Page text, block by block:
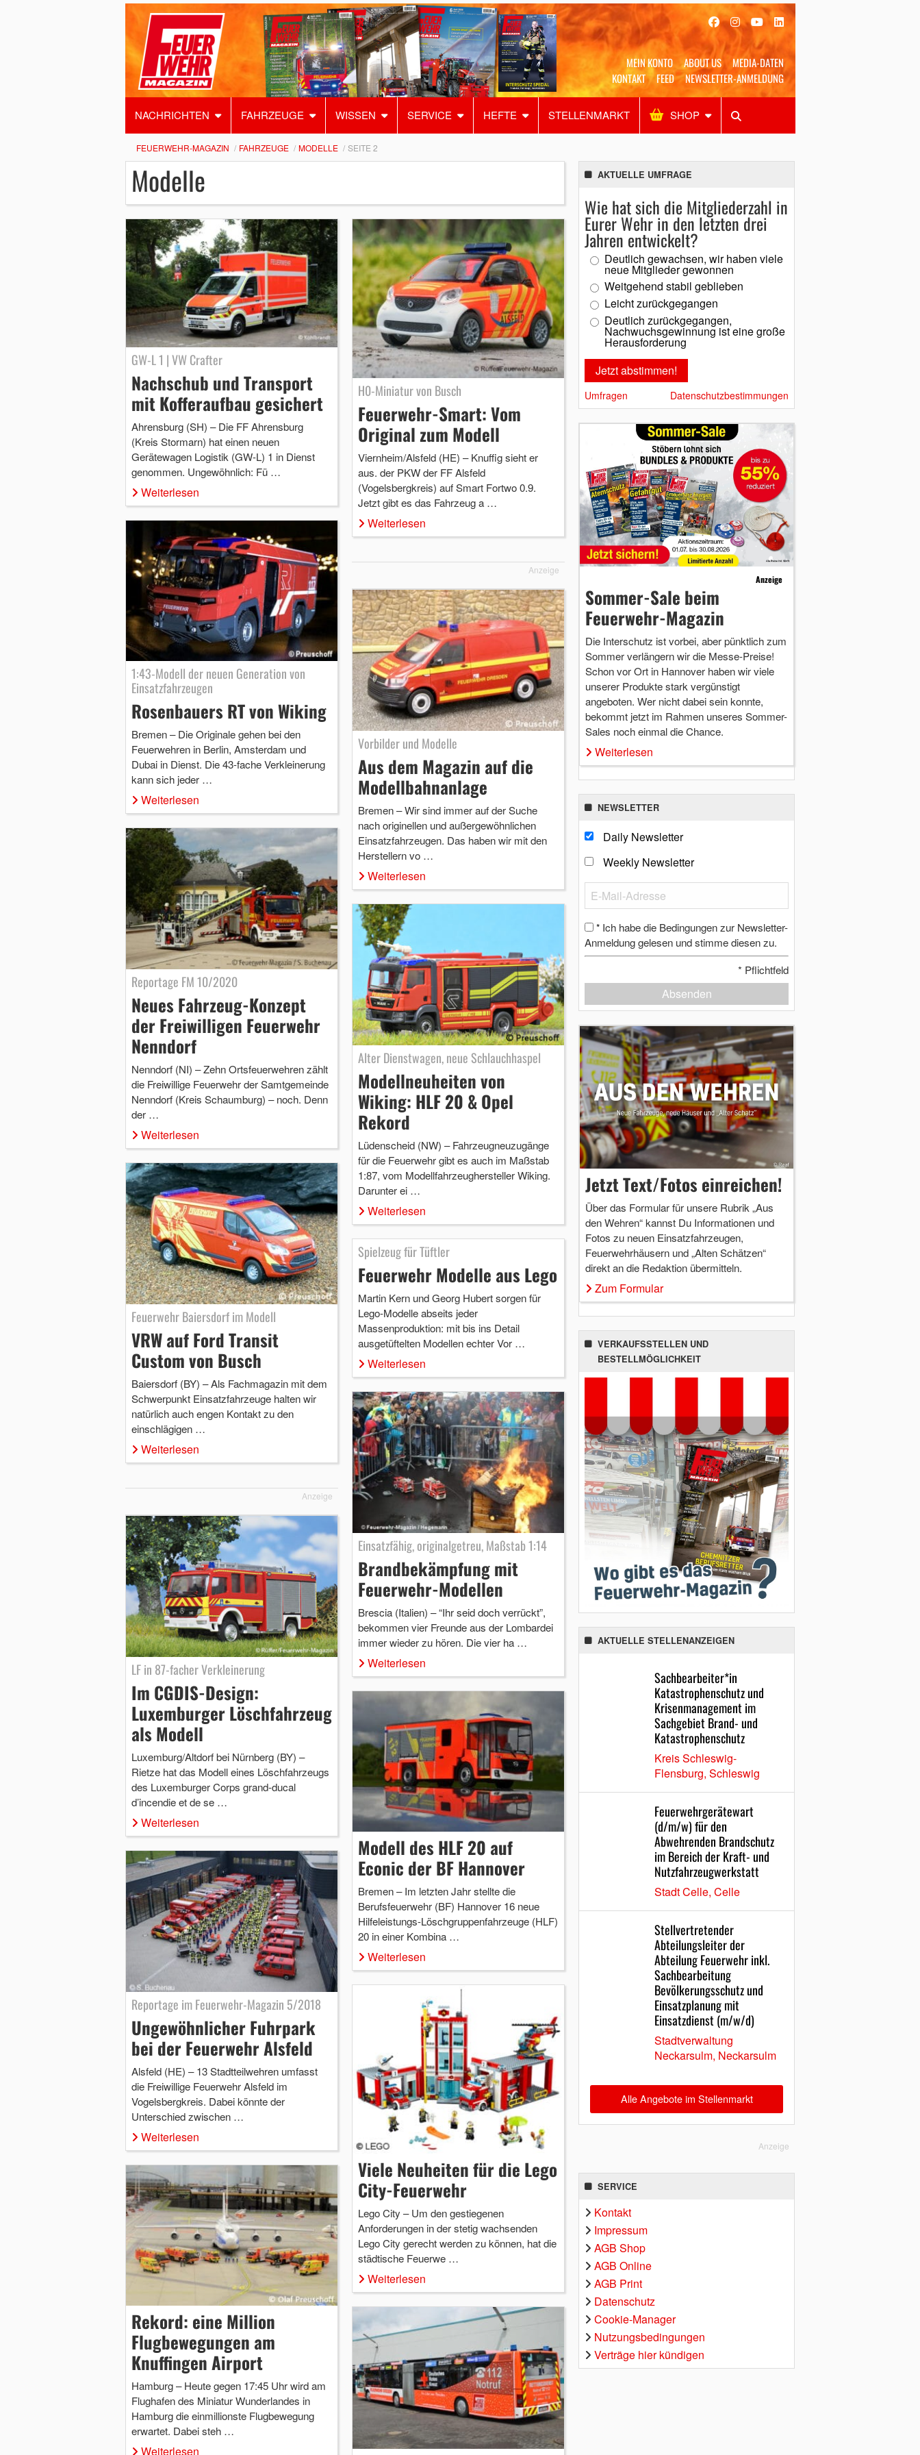
MEIN KONTO ABOUT US
MEDIA-DATEN
KONTAKT
FEED NEWSLETTER-ANMELDUNG
NACHRICHTEN FAHRZEUGE WISSEN SERVICE HEFTE STELLENMARKT SHOP
Alles Shop SUCHEN
FEUERWEHR-MAGAZIN FAHRZEUGE MODELLE SEITE 2
Modelle
GW-L 1 | VW Crafter
Nachschub und Transport
mit Kofferaufbau gesichert
Ahrensburg (SH) – Die FF Ahrensburg
(Kreis Stormarn) hat einen neuen
Gerätewagen Logistik (GW-L) 1 in Dienst
genommen. Ungewöhnlich: Fü …
Weiterlesen
H0-Miniatur von Busch
Feuerwehr-Smart: Vom
Original zum Modell
Viernheim/Alsfeld (HE) – Knuffig sieht er
aus. der PKW der FF Alsfeld
(Vogelsbergkreis) auf Smart Fortwo 0.9.
Jetzt gibt es das Fahrzeug a …
Weiterlesen
1:43-Modell der neuen Generation von
Einsatzfahrzeugen
Rosenbauers RT von Wiking
Bremen – Die Originale gehen bei den
Feuerwehren in Berlin, Amsterdam und
Dubai in Dienst. Die 43-fache Verkleinerung
kann sich jeder …
Weiterlesen
Anzeige
Reportage FM 10/2020
Neues Fahrzeug-Konzept
der Freiwilligen Feuerwehr
Nenndorf
Nenndorf (NI) – Zehn Ortsfeuerwehren zählt
die Freiwillige Feuerwehr der Samtgemeinde
Nenndorf (Kreis Schaumburg) – noch. Denn
der …
Weiterlesen
Vorbilder und Modelle
Aus dem Magazin auf die
Modellbahnanlage
Bremen – Wir sind immer auf der Suche
nach originellen und außergewöhnlichen
Einsatzfahrzeugen. Das haben wir mit den
Herstellern vo …
Weiterlesen
Feuerwehr Baiersdorf im Modell
VRW auf Ford Transit
Custom von Busch
Baiersdorf (BY) – Als Fachmagazin mit dem
Schwerpunkt Einsatzfahrzeuge halten wir
natürlich auch engen Kontakt zu den
einschlägigen …
Weiterlesen
Alter Dienstwagen, neue Schlauchhaspel
Modellneuheiten von
Wiking: HLF 20 & Opel
Rekord
Lüdenscheid (NW) – Fahrzeugneuzugänge
für die Feuerwehr gibt es auch im Maßstab
1:87, vom Modellfahrzeughersteller Wiking.
Darunter ei …
Weiterlesen
Anzeige
Spielzeug für Tüftler
Feuerwehr Modelle aus Lego
Martin Kern und Georg Hubert sorgen für
Lego-Modelle abseits jeder
Massenproduktion: mit bis ins Detail
ausgetüftelten Modellen echter Vor …
Weiterlesen
LF in 87-facher Verkleinerung
Im CGDIS-Design:
Luxemburger Löschfahrzeug
als Modell
Luxemburg/Altdorf bei Nürnberg (BY) –
Rietze hat das Modell eines Löschfahrzeugs
des Luxemburger Corps grand-ducal
d’incendie et de se …
Weiterlesen
Einsatzfähig, originalgetreu, Maßstab 1:14
Brandbekämpfung mit
Feuerwehr-Modellen
Brescia (Italien) – “Ihr seid doch verrückt”,
bekommen vier Freunde aus der Lombardei
immer wieder zu hören. Die vier ha …
Weiterlesen
Reportage im Feuerwehr-Magazin 5/2018
Ungewöhnlicher Fuhrpark
bei der Feuerwehr Alsfeld
Alsfeld (HE) – 13 Stadtteilwehren umfasst
die Freiwillige Feuerwehr Alsfeld im
Vogelsbergkreis. Dabei könnte der
Unterschied zwischen …
Weiterlesen
Modell des HLF 20 auf
Econic der BF Hannover
Bremen – Im letzten Jahr stellte die
Berufsfeuerwehr (BF) Hannover 16 neue
Hilfeleistungs-Löschgruppenfahrzeuge (HLF)
20 in einer Kombina …
Weiterlesen
Rekord: eine Million
Flugbewegungen am
Knuffingen Airport
Hamburg – Heute gegen 17:45 Uhr wird am
Flughafen des Miniatur Wunderlandes in
Hamburg die einmillionste Flugbewegung
erwartet. Dabei steh …
Weiterlesen
Viele Neuheiten für die Lego
City-Feuerwehr
Lego City – Um den gestiegenen
Anforderungen in der stetig wachsenden
Lego City gerecht werden zu können, hat die
städtische Feuerwe …
Weiterlesen
AKTUELLE UMFRAGE
Wie hat sich die Mitgliederzahl in
Eurer Wehr in den letzten drei
Jahren entwickelt?
Deutlich gewachsen, wir haben viele
neue Mitglieder gewonnen
Weitgehend stabil geblieben
Leicht zurückgegangen
Deutlich zurückgegangen,
Nachwuchsgewinnung ist eine große
Herausforderung
Umfragen Datenschutzbestimmungen
Anzeige
Sommer-Sale beim
Feuerwehr-Magazin
Die Interschutz ist vorbei, aber pünktlich zum
Sommer verlängern wir die Messe-Preise!
Schon vor Ort in Hannover haben wir viele
unserer Produkte stark vergünstigt
angeboten. Wer nicht dabei sein konnte,
bekommt jetzt im Rahmen unseres Sommer-
Sales noch einmal die Chance.
Weiterlesen
NEWSLETTER
Daily Newsletter
Weekly Newsletter
* Ich habe die Bedingungen zur Newsletter-
Anmeldung gelesen und stimme diesen zu.
* Pflichtfeld
Absenden
Jetzt Text/Fotos einreichen!
Über das Formular für unsere Rubrik „Aus
den Wehren“ kannst Du Informationen und
Fotos zu neuen Einsatzfahrzeugen,
Feuerwehrhäusern und „Alten Schätzen“
direkt an die Redaktion übermitteln.
Zum Formular
VERKAUFSSTELLEN UND
BESTELLMÖGLICHKEIT
AKTUELLE STELLENANZEIGEN
Sachbearbeiter*in
Katastrophenschutz und
Krisenmanagement im
Sachgebiet Brand- und
Katastrophenschutz
Kreis Schleswig-
Flensburg, Schleswig
Feuerwehrgerätewart
(d/m/w) für den
Abwehrenden Brandschutz
im Bereich der Kraft- und
Nutzfahrzeugwerkstatt
Stadt Celle, Celle
Stellvertretender
Abteilungsleiter der
Abteilung Feuerwehr inkl.
Sachbearbeitung
Bevölkerungsschutz und
Einsatzplanung mit
Einsatzdienst (m/w/d)
Stadtverwaltung
Neckarsulm, Neckarsulm
Alle Angebote im Stellenmarkt
Anzeige
SERVICE
Kontakt
Impressum
AGB Shop
AGB Online
AGB Print
Datenschutz
Cookie-Manager
Nutzungsbedingungen
Verträge hier kündigen